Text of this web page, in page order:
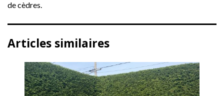
de cèdres.
Articles similaires